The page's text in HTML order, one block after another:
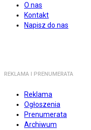
O nas
Kontakt
Napisz do nas
REKLAMA I PRENUMERATA
Reklama
Ogłoszenia
Prenumerata
Archiwum